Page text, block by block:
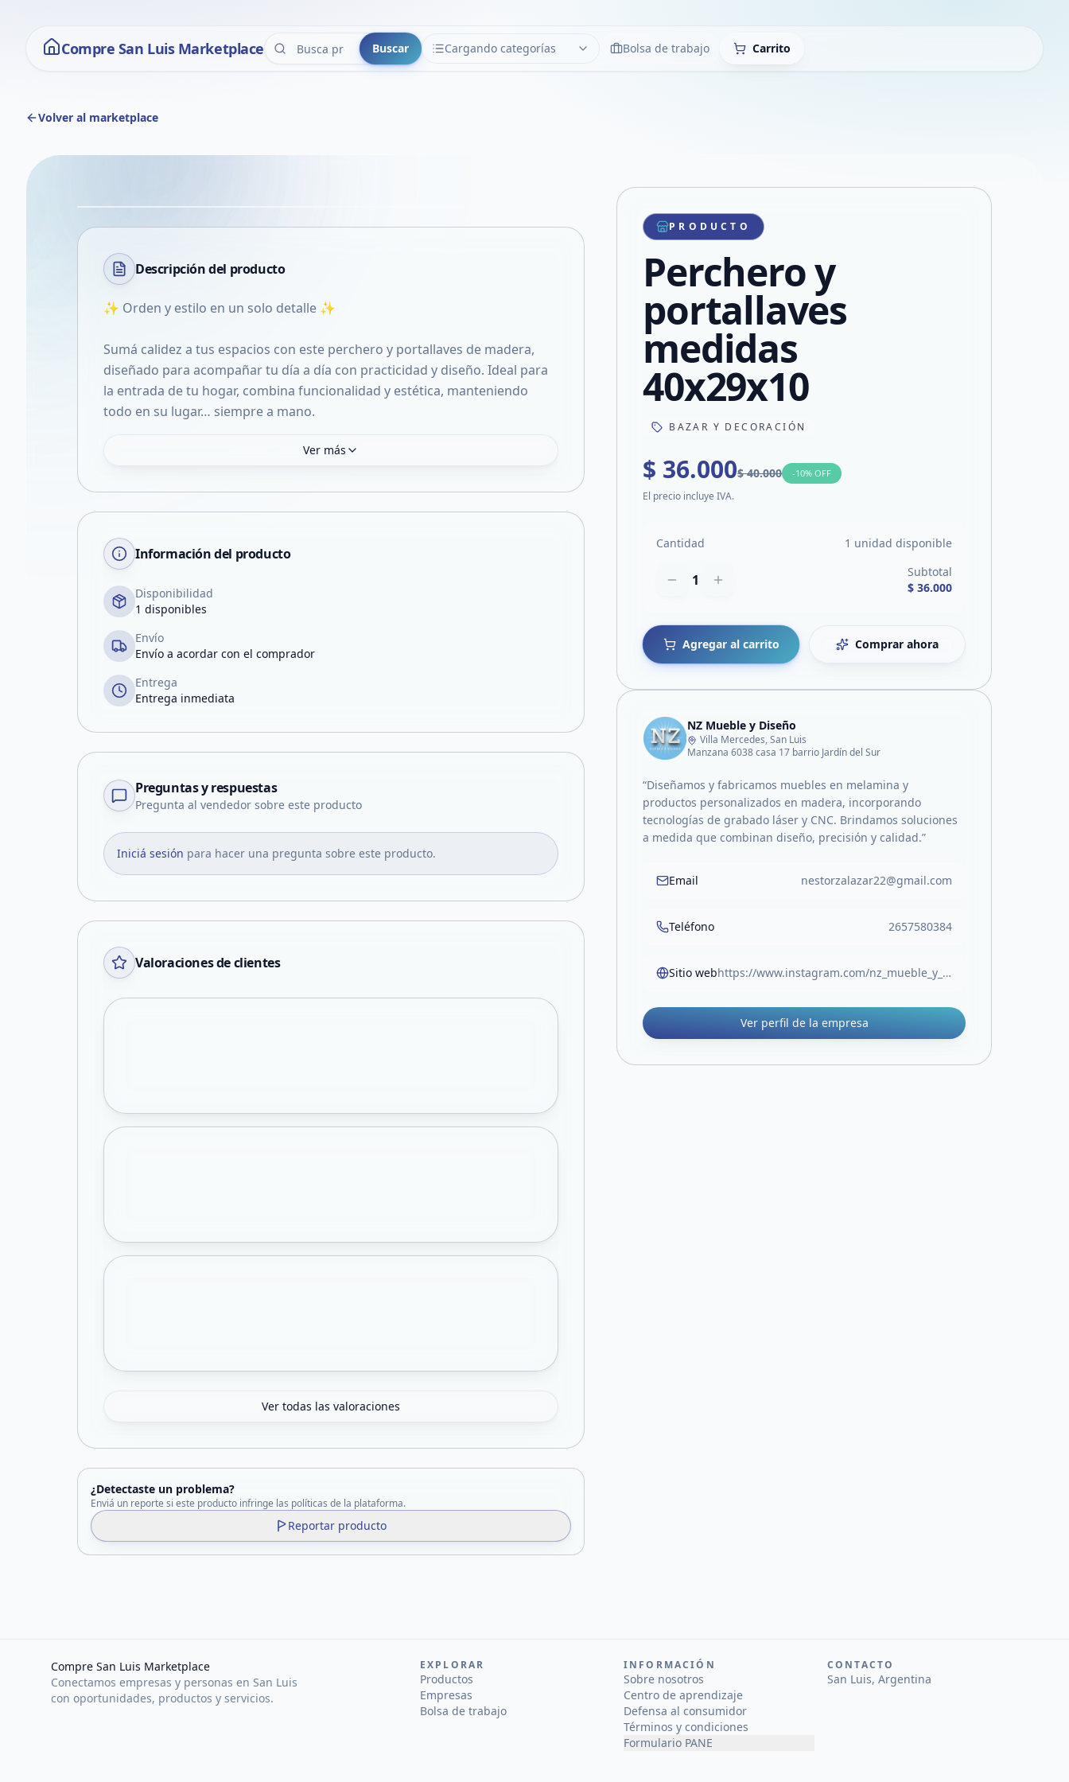
Compre San Luis Marketplace Buscar Cargando categorías
CATEGORÍAS LimpiarBolsa de trabajo Carrito
Volver al marketplace
VER EN PANTALLA COMPLETA
Compartir producto
Compartir por WhatsApp
Compartir por mail
Compartir en Facebook
Compartir en X
Descripción del producto
✨ Orden y estilo en un solo detalle ✨
Sumá calidez a tus espacios con este perchero y portallaves de madera,
diseñado para acompañar tu día a día con practicidad y diseño. Ideal para
la entrada de tu hogar, combina funcionalidad y estética, manteniendo
todo en su lugar… siempre a mano.
Ver más
Información del producto
Disponibilidad
1 disponibles
Envío
Envío a acordar con el comprador
Entrega
Entrega inmediata
Preguntas y respuestas
Pregunta al vendedor sobre este producto
Iniciá sesión para hacer una pregunta sobre este producto.
Valoraciones de clientes
Ver todas las valoraciones
¿Detectaste un problema?
Enviá un reporte si este producto infringe las políticas de la plataforma.
Reportar producto
PRODUCTO
Perchero y
portallaves
medidas
40x29x10
BAZAR Y DECORACIÓN
$ 36.000$ 40.000 -10% OFF
El precio incluye IVA.
Cantidad 1 unidad disponible
1
Subtotal
$ 36.000
Agregar al carrito Comprar ahora
NZ Mueble y Diseño
Villa Mercedes, San Luis
Manzana 6038 casa 17 barrio Jardín del Sur
“Diseñamos y fabricamos muebles en melamina y
productos personalizados en madera, incorporando
tecnologías de grabado láser y CNC. Brindamos soluciones
a medida que combinan diseño, precisión y calidad.”
Email nestorzalazar22@gmail.com
Teléfono 2657580384
Sitio web https://www.instagram.com/nz_mueble_y_diseno?igsh=MXFyMXJ3NjYydGM4eg==
Ver perfil de la empresa
Compre San Luis Marketplace
Conectamos empresas y personas en San Luis
con oportunidades, productos y servicios.
EXPLORAR
Productos
Empresas
Bolsa de trabajo
INFORMACIÓN
Sobre nosotros
Centro de aprendizaje
Defensa al consumidor
Términos y condiciones
Formulario PANE
CONTACTO
San Luis, Argentina